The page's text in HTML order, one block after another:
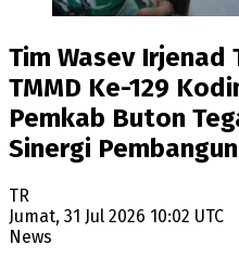
Tim Wasev Irjenad
TMMD Ke-129
Pemkab Buton
Sinergi
TR
Jumat, 31 Jul 2026 10:02 UTC
News